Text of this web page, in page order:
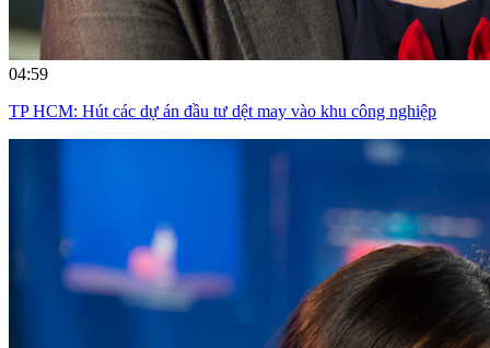
04:59
TP HCM: Hút các dự án đầu tư dệt may vào khu công nghiệp